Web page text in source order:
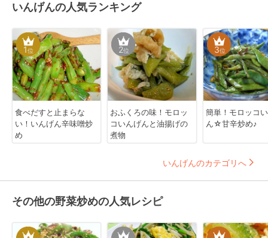
いんげんの人気ランキング
1位
食べだすと止まらな
い！いんげん辛味噌炒
め
2位
おふくろの味！モロッ
コいんげんと油揚げの
煮物
3位
簡単！モロッコ
ん☆甘辛炒め♪
いんげんのカテゴリへ
その他の野菜炒めの人気レシピ